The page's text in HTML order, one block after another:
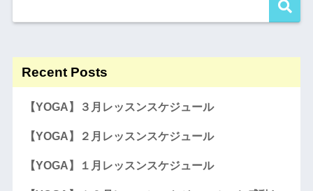
Recent Posts
【YOGA】３月レッスンスケジュール
【YOGA】２月レッスンスケジュール
【YOGA】１月レッスンスケジュール